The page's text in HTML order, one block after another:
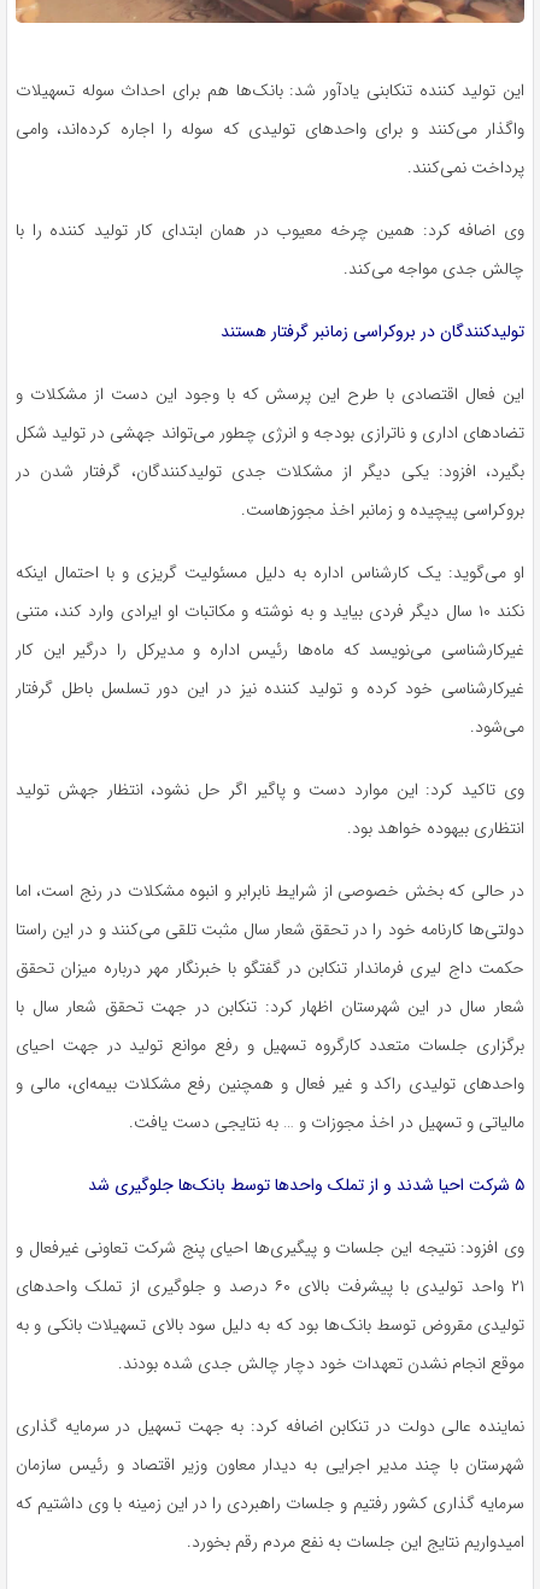
این تولید کننده تنکابنی یادآور شد: بانک‌ها هم برای احداث سوله تسهیلات
واگذار می‌کنند و برای واحدهای تولیدی که سوله را اجاره کرده‌اند، وامی
پرداخت نمی‌کنند.
وی اضافه کرد: همین چرخه معیوب در همان ابتدای کار تولید کننده را با
چالش جدی مواجه می‌کند.
تولیدکنندگان در بروکراسی زمانبر گرفتار هستند
این فعال اقتصادی با طرح این پرسش که با وجود این دست از مشکلات و
تضادهای اداری و ناترازی بودجه و انرژی چطور می‌تواند جهشی در تولید شکل
بگیرد، افزود: یکی دیگر از مشکلات جدی تولیدکنندگان، گرفتار شدن در
بروکراسی پیچیده و زمانبر اخذ مجوزهاست.
او می‌گوید: یک کارشناس اداره به دلیل مسئولیت گریزی و با احتمال اینکه
نکند ۱۰ سال دیگر فردی بیاید و به نوشته و مکاتبات او ایرادی وارد کند، متنی
غیرکارشناسی می‌نویسد که ماه‌ها رئیس اداره و مدیرکل را درگیر این کار
غیرکارشناسی خود کرده و تولید کننده نیز در این دور تسلسل باطل گرفتار
می‌شود.
وی تاکید کرد: این موارد دست و پاگیر اگر حل نشود، انتظار جهش تولید
انتظاری بیهوده خواهد بود.
در حالی که بخش خصوصی از شرایط نابرابر و انبوه مشکلات در رنج است، اما
دولتی‌ها کارنامه خود را در تحقق شعار سال مثبت تلقی می‌کنند و در این راستا
حکمت داج لیری فرماندار تنکابن در گفتگو با خبرنگار مهر درباره میزان تحقق
شعار سال در این شهرستان اظهار کرد: تنکابن در جهت تحقق شعار سال با
برگزاری جلسات متعدد کارگروه تسهیل و رفع موانع تولید در جهت احیای
واحدهای تولیدی راکد و غیر فعال و همچنین رفع مشکلات بیمه‌ای، مالی و
مالیاتی و تسهیل در اخذ مجوزات و … به نتایجی دست یافت.
۵ شرکت احیا شدند و از تملک واحدها توسط بانک‌ها جلوگیری شد
وی افزود: نتیجه این جلسات و پیگیری‌ها احیای پنج شرکت تعاونی غیرفعال و
۲۱ واحد تولیدی با پیشرفت بالای ۶۰ درصد و جلوگیری از تملک واحدهای
تولیدی مقروض توسط بانک‌ها بود که به دلیل سود بالای تسهیلات بانکی و به
موقع انجام نشدن تعهدات خود دچار چالش جدی شده بودند.
نماینده عالی دولت در تنکابن اضافه کرد: به جهت تسهیل در سرمایه گذاری
شهرستان با چند مدیر اجرایی به دیدار معاون وزیر اقتصاد و رئیس سازمان
سرمایه گذاری کشور رفتیم و جلسات راهبردی را در این زمینه با وی داشتیم که
امیدواریم نتایج این جلسات به نفع مردم رقم بخورد.